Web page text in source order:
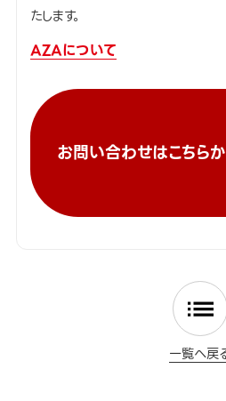
たします。
AZAについて
お問い合わせはこちら
一覧へ戻